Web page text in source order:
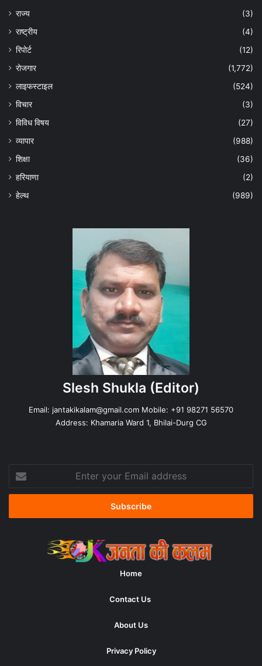
राज्य
(3)
राष्ट्रीय
(4)
रिपोर्ट
(12)
रोजगार
(1,772)
लाइफस्टाइल
(524)
विचार
(3)
विविध विषय
(27)
व्यापार
(988)
शिक्षा
(36)
हरियाणा
(2)
हेल्‍थ
(989)
Slesh Shukla (Editor)
Email: jantakikalam@gmail.com Mobile: +91 98271 56570
Address: Khamaria Ward 1, Bhilai-Durg CG
your
Email
Home
Contact Us
About Us
Privacy Policy